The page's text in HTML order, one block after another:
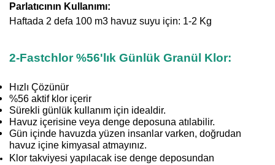
Parlatıcının Kullanımı:
Haftada 2 defa 100 m3 havuz suyu için: 1-2 Kg
2-Fastchlor %56'lık Günlük Granül Klor:
Hızlı Çözünür
%56 aktif klor içerir
Sürekli günlük kullanım için idealdir.
Havuz içerisine veya denge deposuna atılabilir.
Gün içinde havuzda yüzen insanlar varken, doğrudan
havuz içine kimyasal atmayınız.
Klor takviyesi yapılacak ise denge deposundan